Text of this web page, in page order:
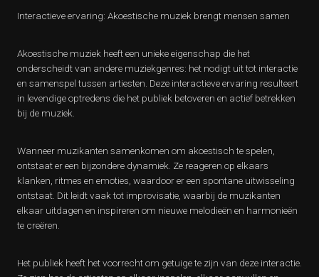
Interactieve ervaring: Akoestische muziek brengt mensen samen
Akoestische muziek heeft een unieke eigenschap die het
onderscheidt van andere muziekgenres: het nodigt uit tot interactie
en samenspel tussen artiesten. Deze interactieve ervaring resulteert
in levendige optredens die het publiek betoveren en actief betrekken
bij de muziek.
Wanneer muzikanten samenkomen om akoestisch te spelen,
ontstaat er een bijzondere dynamiek. Ze reageren op elkaars
klanken, ritmes en emoties, waardoor er een spontane uitwisseling
ontstaat. Dit leidt vaak tot improvisatie, waarbij de muzikanten
elkaar uitdagen en inspireren om nieuwe melodieën en harmonieën
te creëren.
Het publiek heeft het voorrecht om getuige te zijn van deze interactie.